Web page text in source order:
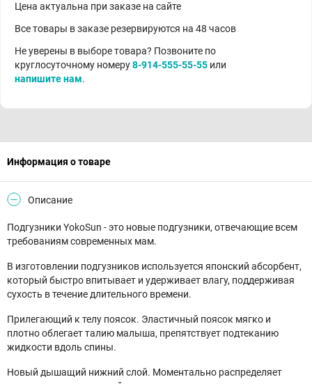
Цена актуальна при заказе на сайте
Все товары в заказе резервируются на 48 часов
Не уверены в выборе товара? Позвоните по
круглосуточному номеру8-914-555-55-55 или
напишите нам.
Информация о товаре
Описание
Подгузники YokoSun - это новые подгузники, отвечающие всем
требованиям современных мам.
В изготовлении подгузников используется японский абсорбент,
который быстро впитывает и удерживает влагу, поддерживая
сухость в течение длительного времени.
Прилегающий к телу поясок. Эластичный поясок мягко и
плотно облегает талию малыша, препятствует подтеканию
жидкости вдоль спины.
Новый дышащий нижний слой. Моментально распределяет